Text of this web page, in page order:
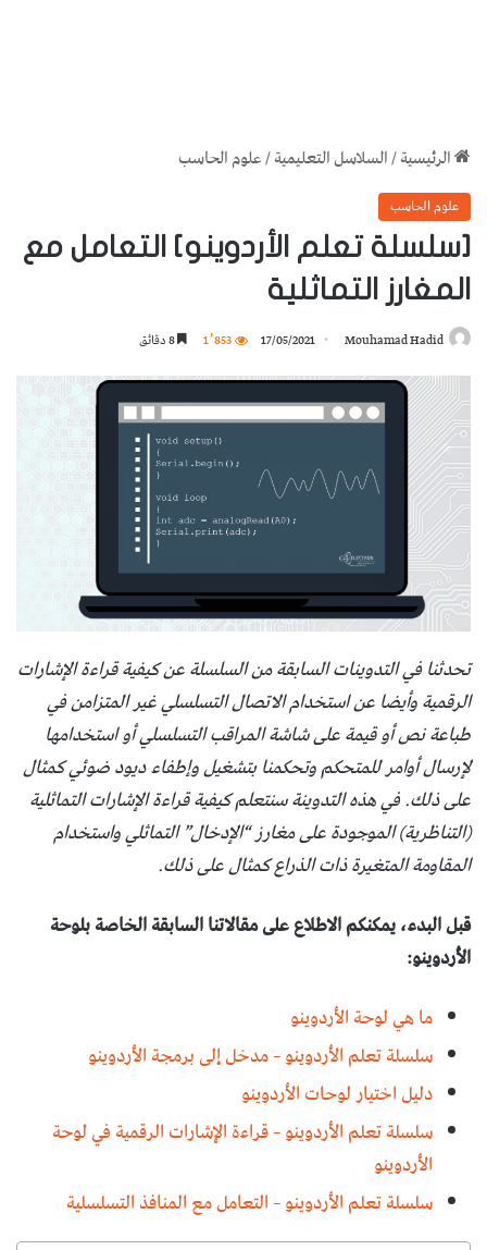
الرئيسية/السلاسل التعليمية/علوم الحاسب
علوم الحاسب
[سلسلة تعلم الأردوينو] التعامل مع
المغارز التماثلية
Mouhamad Hadid
17/05/2021 1٬853
تحدثنا في التدوينات السابقة من السلسلة عن كيفية قراءة الإشارات
الرقمية وأيضا عن استخدام الاتصال التسلسلي غير المتزامن في
طباعة نص أو قيمة على شاشة المراقب التسلسلي أو استخدامها
لإرسال أوامر للمتحكم وتحكمنا بتشغيل وإطفاء ديود ضوئي كمثال
على ذلك. في هذه التدوينة سنتعلم كيفية قراءة الإشارات التماثلية
(التناظرية) الموجودة على مغارز “الإدخال” التماثلي واستخدام
المقاومة المتغيرة ذات الذراع كمثال على ذلك.
قبل البدء، يمكنكم الاطلاع على مقالاتنا السابقة الخاصة بلوحة
الأردوينو:
ما هي لوحة الأردوينو
سلسلة تعلم الأردوينو – مدخل إلى برمجة الأردوينو
دليل اختيار لوحات الأردوينو
سلسلة تعلم الأردوينو – قراءة الإشارات الرقمية في لوحة
الأردوينو
سلسلة تعلم الأردوينو – التعامل مع المنافذ التسلسلية